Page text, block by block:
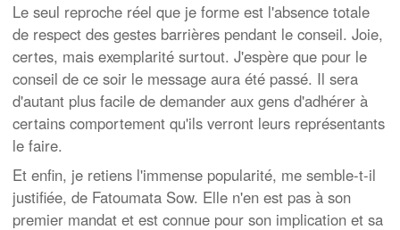
Le seul reproche réel que je forme est l'absence totale
de respect des gestes barrières pendant le conseil. Joie,
certes, mais exemplarité surtout. J'espère que pour le
conseil de ce soir le message aura été passé. Il sera
d'autant plus facile de demander aux gens d'adhérer à
certains comportement qu'ils verront leurs représentants
le faire.
Et enfin, je retiens l'immense popularité, me semble-t-il
justifiée, de Fatoumata Sow. Elle n'en est pas à son
premier mandat et est connue pour son implication et sa